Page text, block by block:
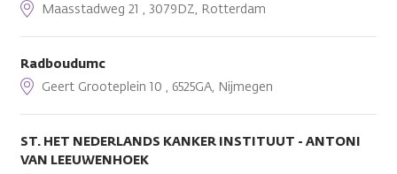
Maasstadweg 21 , 3079DZ, Rotterdam
Radboudumc
Geert Grooteplein 10 , 6525GA, Nijmegen
ST. HET NEDERLANDS KANKER INSTITUUT - ANTONI
VAN LEEUWENHOEK